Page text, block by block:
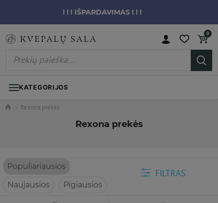
! ! ! IŠPARDAVIMAS ! ! !
0
KATEGORIJOS
Rexona prekės
Rexona prekės
Populiariausios
Naujausios
Pigiausios
FILTRAS